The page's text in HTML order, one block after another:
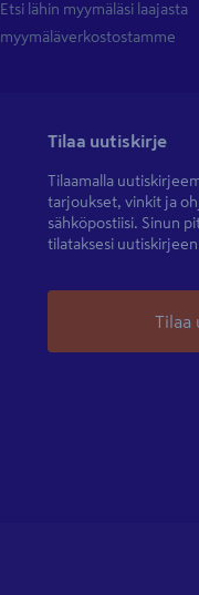
Etsi lähin myymäläsi laajasta
myymäläverkostostamme
Tilaa uutiskirje
Tilaamalla
tarjoukset, vinkit ja
sähköpostiisi. Sinun
tilataksesi
Tilaa